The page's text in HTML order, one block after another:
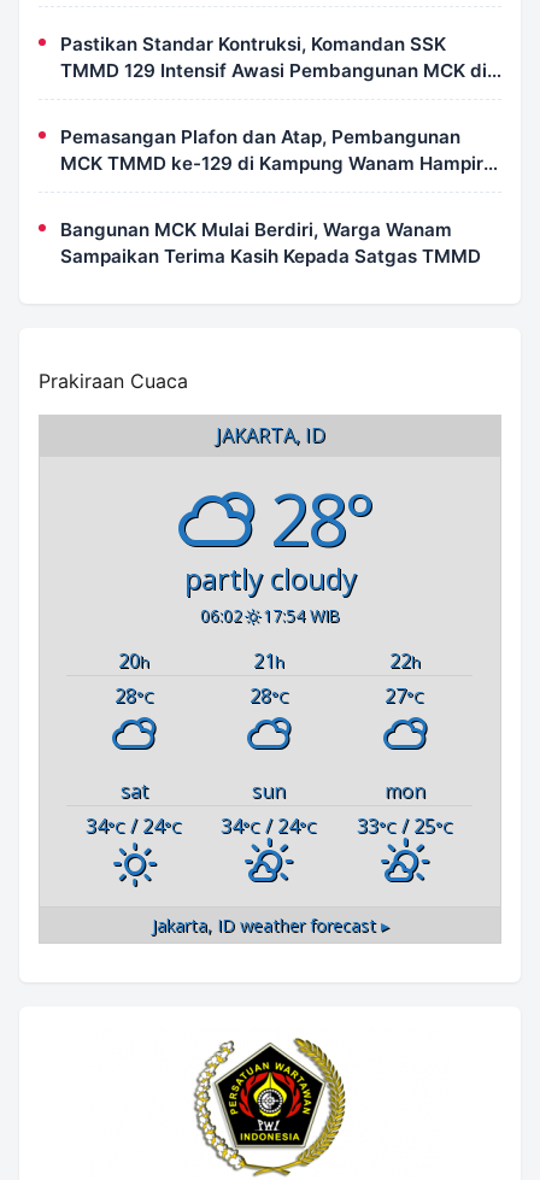
Pastikan Standar Kontruksi, Komandan SSK
TMMD 129 Intensif Awasi Pembangunan MCK di
Wanam
Pemasangan Plafon dan Atap, Pembangunan
MCK TMMD ke-129 di Kampung Wanam Hampir
Rampung
Bangunan MCK Mulai Berdiri, Warga Wanam
Sampaikan Terima Kasih Kepada Satgas TMMD
Prakiraan Cuaca
JAKARTA, ID
28°
partly cloudy
06:02 17:54 WIB
20h 21h 22h
28°C 28°C 27°C
sat sun
mon
34°C / 24°C 34°C / 24°C 33°C/ 25°C
Jakarta, IDweather forecast ▸